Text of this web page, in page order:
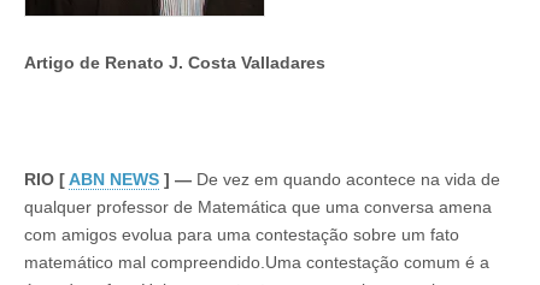
Artigo de Renato J. Costa Valladares
RIO [ABN NEWS ] — De vez em quando acontece na vida de
qualquer professor de Matemática que uma conversa amena
com amigos evolua para uma contestação sobre um fato
matemático mal compreendido.Uma contestação comum é a